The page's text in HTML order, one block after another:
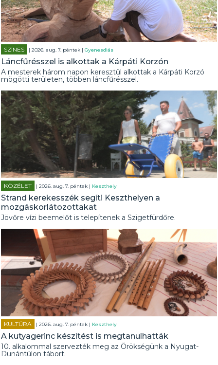
SZÍNES | 2026. aug. 7. péntek |Gyenesdiás
Láncfűrésszel is alkottak a Kárpáti Korzón
A mesterek három napon keresztül alkottak a Kárpáti Korzó
mögötti területen, többen láncfűrésszel.
KÖZÉLET | 2026. aug. 7. péntek | Keszthely
Strand kerekesszék segíti Keszthelyen a
mozgáskorlátozottakat
Jövőre vízi beemelőt is telepítenek a Szigetfürdőre.
KULTÚRA | 2026. aug. 7. péntek | Keszthely
A kutyagerinc készítést is megtanulhatták
10. alkalommal szervezték meg az Örökségünk a Nyugat-
Dunántúlon tábort.